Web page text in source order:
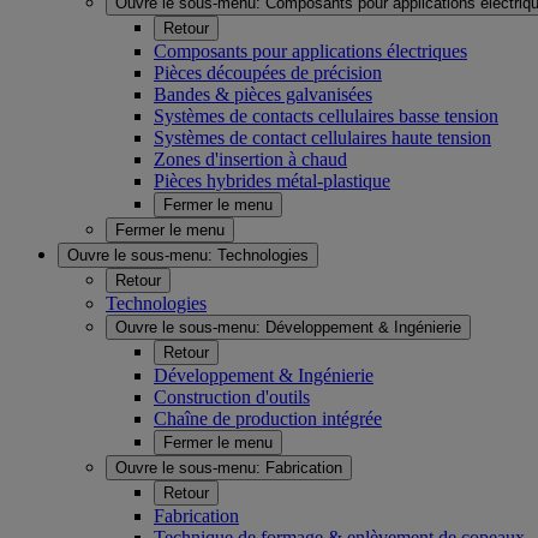
Retour
Composants pour applications électriques
Pièces découpées de précision
Bandes & pièces galvanisées
Systèmes de contacts cellulaires basse tension
Systèmes de contact cellulaires haute tension
Zones d'insertion à chaud
Pièces hybrides métal-plastique
Fermer le menu
Fermer le menu
Ouvre le sous-menu: Technologies
Retour
Technologies
Ouvre le sous-menu: Développement & Ingénierie
Retour
Développement & Ingénierie
Construction d'outils
Chaîne de production intégrée
Fermer le menu
Ouvre le sous-menu: Fabrication
Retour
Fabrication